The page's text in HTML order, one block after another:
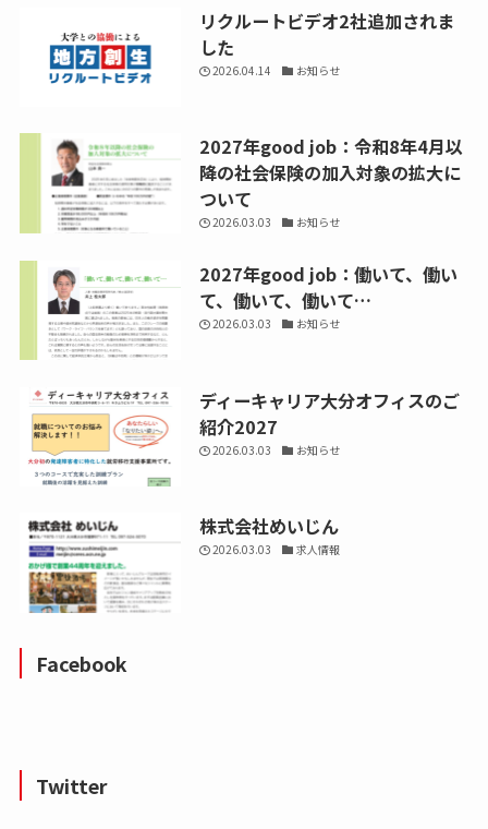
リクルートビデオ2社追加されま
した
2026.04.14 お知らせ
2027年good job：令和8年4月以
降の社会保険の加入対象の拡大に
ついて
2026.03.03 お知らせ
2027年good job：働いて、働い
て、働いて、働いて…
2026.03.03 お知らせ
ディーキャリア大分オフィスのご
紹介2027
2026.03.03 お知らせ
株式会社めいじん
2026.03.03 求人情報
Facebook
Twitter